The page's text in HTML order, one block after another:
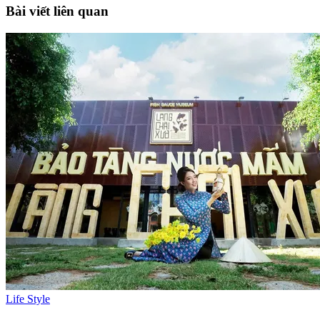
Bài viết liên quan
Life Style